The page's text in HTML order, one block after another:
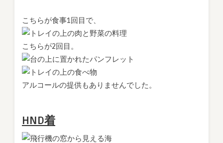
こちらが食事1回目で、
こちらが2回目。
アルコールの提供もありませんでした。
HND着